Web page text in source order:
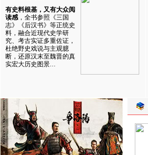
有史料根基，又有大众阅
读感 ，全书参照《三国
志》《后汉书》等正统史
料，融合近现代史学研
究、考古实证多重佐证，
杜绝野史戏说与主观臆
断，还原汉末至魏晋的真
实宏大历史图景...